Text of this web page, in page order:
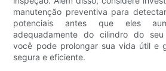
manutenção preventiva para
potenciais antes que eles
adequadamente do cilindro do seu
você pode prolongar sua vida útil e
segura e eficiente.